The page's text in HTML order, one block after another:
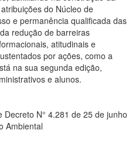
do Núcleo de
e permanência qualificada das
redução de barreiras
atitudinais e
por ações, como a
na sua segunda edição,
e alunos.
N° 4.281 de 25 de junho
Ambiental